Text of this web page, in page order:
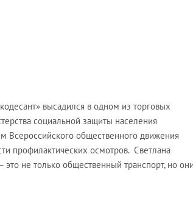
высадился в одном из торговых
социальной защиты населения
Всероссийского общественного движения
профилактических осмотров. Светлана
не только общественный транспорт, но они